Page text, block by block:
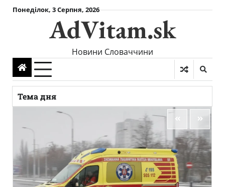
Skip
Понеділок, 3 Серпня, 2026
AdVitam.sk
Новини Словаччини
Тема дня